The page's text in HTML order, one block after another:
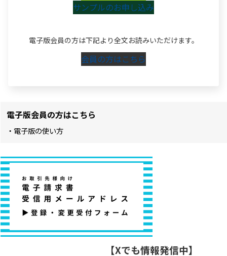
サンプルのお申し込み
電子版会員の方は下記より全文お読みいただけます。
会員の方はこちら
電子版会員の方はこちら
・電子版の使い方
【Xでも情報発信中】